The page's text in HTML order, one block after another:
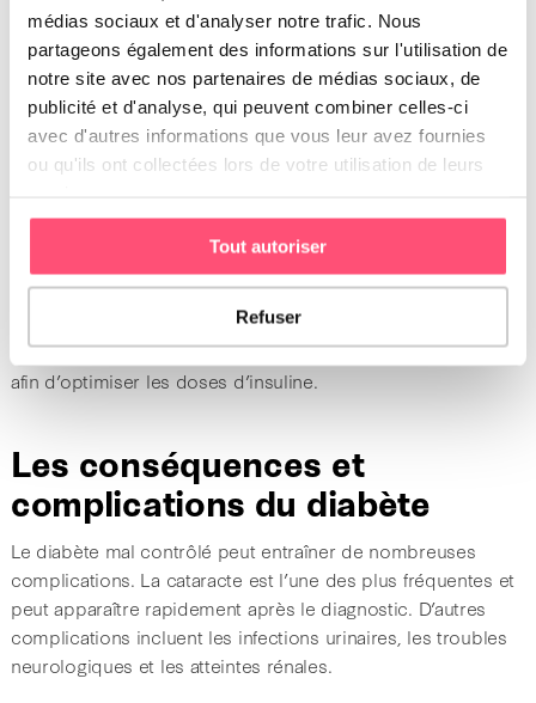
médias sociaux et d'analyser notre trafic. Nous
partageons également des informations sur l'utilisation de
notre site avec nos partenaires de médias sociaux, de
publicité et d'analyse, qui peuvent combiner celles-ci
avec d'autres informations que vous leur avez fournies
ou qu'ils ont collectées lors de votre utilisation de leurs
Tout autoriser
Refuser
L’activité physique et le suivi
vétérinaire
L’exercice physique contribue à réguler la glycémie et à
aux capacités du chien. Les efforts intenses ou irréguliers
sont à éviter, car ils peuvent entraîner des variations
importantes du taux de sucre.
Un suivi vétérinaire régulier est indispensable pour ajuster le
traitement. Des courbes de glycémie peuvent être réalisées
afin d’optimiser les doses d’insuline.
Les conséquences et
complications du diabète
Le diabète mal contrôlé peut entraîner de nombreuses
complications. La cataracte est l’une des plus fréquentes et
peut apparaître rapidement après le diagnostic. D’autres
complications incluent les infections urinaires, les troubles
neurologiques et les atteintes rénales.